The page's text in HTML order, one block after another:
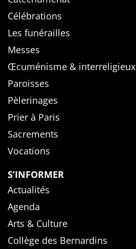
Célébrations
Les funérailles
Messes
Œcuménisme & interreligieux
Paroisses
Pèlerinages
Prier à Paris
Sacrements
Vocations
S’INFORMER
Actualités
Agenda
Arts & Culture
Collège des Bernardins